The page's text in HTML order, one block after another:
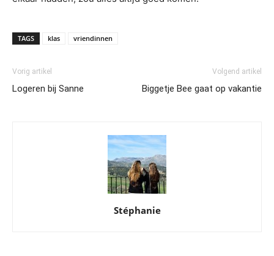
TAGS klas vriendinnen
Vorig artikel
Logeren bij Sanne
Volgend artikel
Biggetje Bee gaat op vakantie
Stéphanie